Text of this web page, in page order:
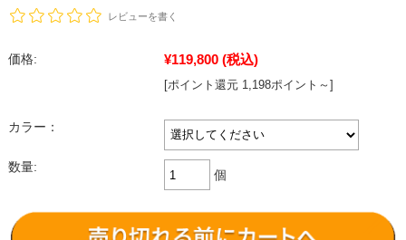
レビューを書く
価格: ¥119,800 (税込)
[ポイント還元 1,198ポイント～]
カラー：
数量:
個